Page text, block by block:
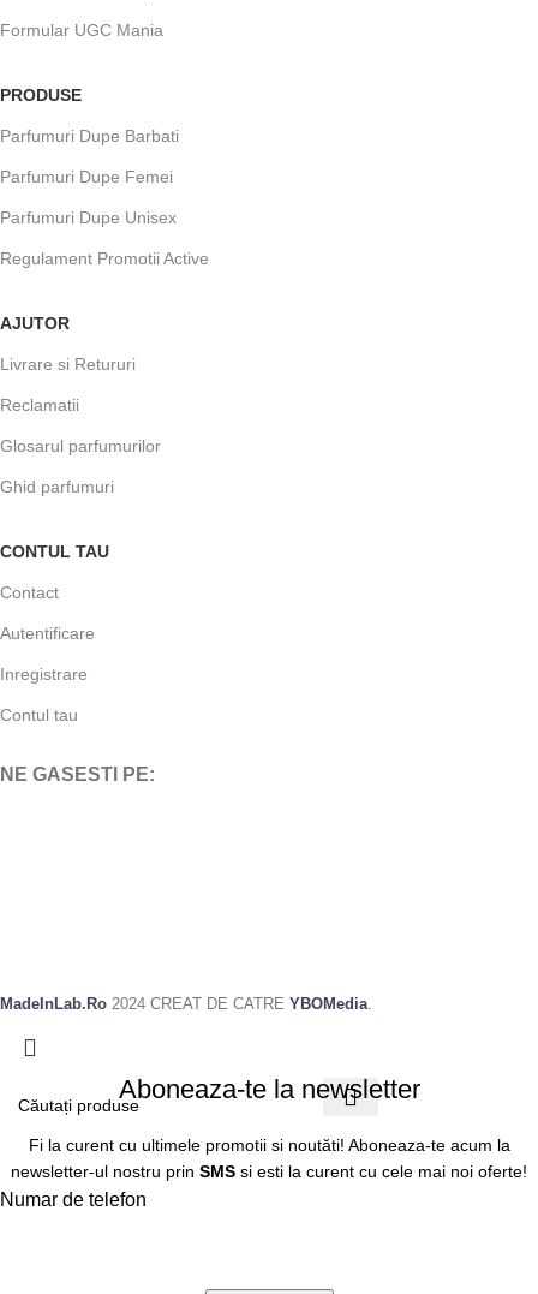
Formular UGC Mania
PRODUSE
Parfumuri Dupe Barbati
Parfumuri Dupe Femei
Parfumuri Dupe Unisex
Regulament Promotii Active
AJUTOR
Livrare si Retururi
Reclamatii
Glosarul parfumurilor
Ghid parfumuri
CONTUL TAU
Contact
Autentificare
Inregistrare
Contul tau
NE GASESTI PE:
MadeInLab.Ro 2024 CREAT DE CATRE YBOMedia
Aboneaza-te la newsletter
Fi la curent cu ultimele promotii si noutăti! Aboneaza-te acum la
newsletter-ul nostru prin SMS si esti la curent cu cele mai noi oferte!
Numar de telefon